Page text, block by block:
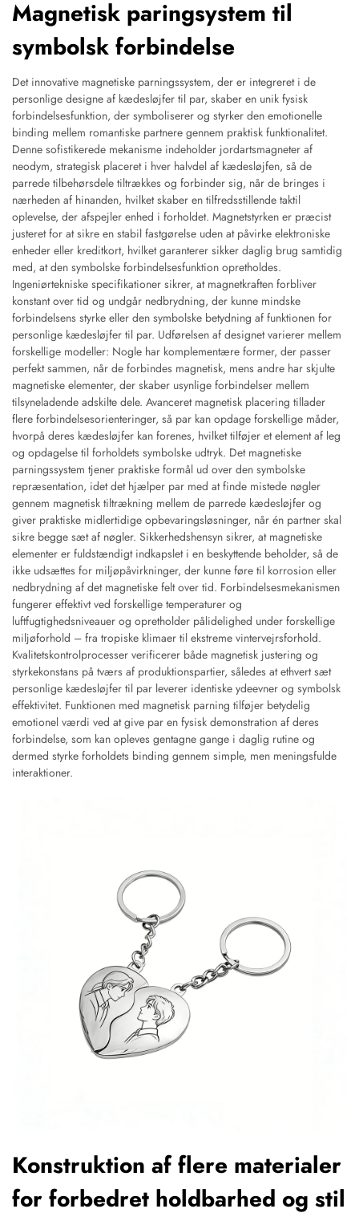
Magnetisk paringsystem til
symbolsk forbindelse
Det innovative magnetiske parningssystem, der er integreret i de
personlige designe af kædesløjfer til par, skaber en unik fysisk
forbindelsesfunktion, der symboliserer og styrker den emotionelle
binding mellem romantiske partnere gennem praktisk funktionalitet.
Denne sofistikerede mekanisme indeholder jordartsmagneter af
neodym, strategisk placeret i hver halvdel af kædesløjfen, så de
parrede tilbehørsdele tiltrækkes og forbinder sig, når de bringes i
nærheden af hinanden, hvilket skaber en tilfredsstillende taktil
oplevelse, der afspejler enhed i forholdet. Magnetstyrken er præcist
justeret for at sikre en stabil fastgørelse uden at påvirke elektroniske
enheder eller kreditkort, hvilket garanterer sikker daglig brug samtidig
med, at den symbolske forbindelsesfunktion opretholdes.
Ingeniørtekniske specifikationer sikrer, at magnetkraften forbliver
konstant over tid og undgår nedbrydning, der kunne mindske
forbindelsens styrke eller den symbolske betydning af funktionen for
personlige kædesløjfer til par. Udførelsen af designet varierer mellem
forskellige modeller: Nogle har komplementære former, der passer
perfekt sammen, når de forbindes magnetisk, mens andre har skjulte
magnetiske elementer, der skaber usynlige forbindelser mellem
tilsyneladende adskilte dele. Avanceret magnetisk placering tillader
flere forbindelsesorienteringer, så par kan opdage forskellige måder,
hvorpå deres kædesløjfer kan forenes, hvilket tilføjer et element af leg
og opdagelse til forholdets symbolske udtryk. Det magnetiske
parningssystem tjener praktiske formål ud over den symbolske
repræsentation, idet det hjælper par med at finde mistede nøgler
gennem magnetisk tiltrækning mellem de parrede kædesløjfer og
giver praktiske midlertidige opbevaringsløsninger, når én partner skal
sikre begge sæt af nøgler. Sikkerhedshensyn sikrer, at magnetiske
elementer er fuldstændigt indkapslet i en beskyttende beholder, så de
ikke udsættes for miljøpåvirkninger, der kunne føre til korrosion eller
nedbrydning af det magnetiske felt over tid. Forbindelsesmekanismen
fungerer effektivt ved forskellige temperaturer og
luftfugtighedsniveauer og opretholder pålidelighed under forskellige
miljøforhold – fra tropiske klimaer til ekstreme vintervejrsforhold.
Kvalitetskontrolprocesser verificerer både magnetisk justering og
styrkekonstans på tværs af produktionspartier, således at ethvert sæt
personlige kædesløjfer til par leverer identiske ydeevner og symbolsk
effektivitet. Funktionen med magnetisk parning tilføjer betydelig
emotionel værdi ved at give par en fysisk demonstration af deres
forbindelse, som kan opleves gentagne gange i daglig rutine og
dermed styrke forholdets binding gennem simple, men meningsfulde
interaktioner.
Konstruktion af flere materialer
for forbedret holdbarhed og stil